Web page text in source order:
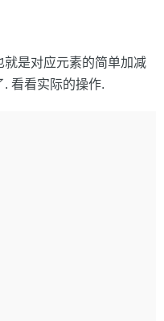
就是对应元素的简单加减
看看实际的操作.